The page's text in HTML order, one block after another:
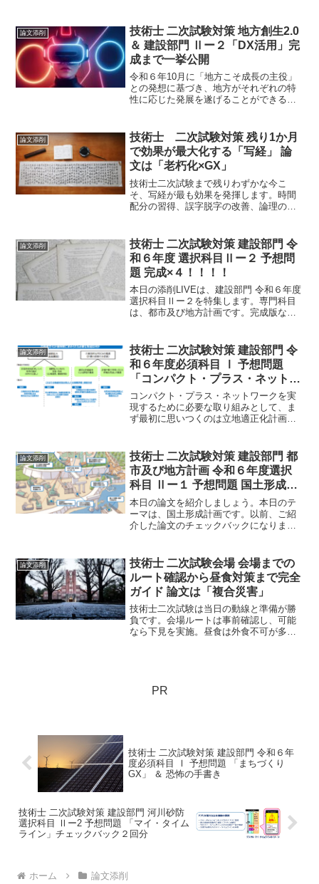
です。堂々のの完成です。
論文添削
技術士 二次試験対策 地方創生2.0
＆ 建設部門 Ⅱー２「DX活用」完
成まで一挙公開
令和６年10月に「地方こそ成長の主役」
との発想に基づき、地方がそれぞれの特
性に応じた発展を遂げることができるよ
新しい地方経済・生活環境創生本部を設
置されました。
論文添削
技術士 二次試験対策 残り1か月
で効果が最大化する「写経」 論
文は「老朽化×GX」
技術士二次試験まで残りわずかな今こ
そ、写経が最も効果を発揮します。時間
配分の習得、誤字脱字の改善、論理の推
安定して書ける再現性が大きく向上しま
す。
論文添削
技術士 二次試験対策 建設部門 令
和６年度 選択科目Ⅱー２ 予想問
題 完成×４！！！！
本日の添削LIVEは、建設部門 令和６年度
選択科目Ⅱー２を特集します。専門科目
は、都市及び地方計画です。完成版なの
てはいかがでしょうか。きっと、発見が
あるはずです。
論文添削
技術士 二次試験対策 建設部門 令
和６年度必須科目 Ⅰ 予想問題
「コンパクト・プラス・ネットワ
ーク」完成
コンパクト・プラス・ネットワークを実
現するために必要な取り組みとして、ま
ず最初に思いつくのは立地適正化計画で
ます。同テーマを題材にした論文は完成
を迎えます。要チェック！
論文添削
技術士 二次試験対策 建設部門 都
市及び地方計画 令和６年度選択
科目 Ⅱー１ 予想問題 国土形成計
画チェックバック
本日の論文を紹介しましょう。本日のテ
ーマは、国土形成計画です。以前、ご紹
介した論文のチェックバックになります
内容だと思います。それでは早速みてい
きましょう。
論文添削
技術士 二次試験会場 会場までの
ルート確認から昼食対策まで完全
ガイド 論文は「複合災害」
技術士二次試験は当日の動線と準備が勝
負です。会場ルートは事前確認し、可能
なら下見を実施。昼食は外食不可が多い
PR
技術士 二次試験対策 建設部門 令和６年
度必須科目 Ⅰ 予想問題 「まちづくり
GX」 ＆ 恐怖の手書き
技術士 二次試験対策 建設部門 河川砂防
選択科目 Ⅱー2 予想問題 「マイ・タイム
ライン」チェックバック２回分
ホーム 論文添削